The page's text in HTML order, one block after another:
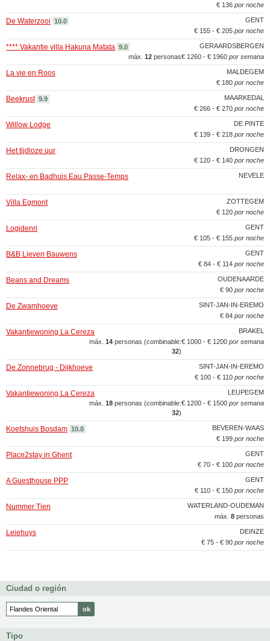
€ 136 por noche
GENT
De Waterzooi 10.0
€ 155 - € 205 por noche
GERAARDSBERGEN
**** Vakantie villa Hakuna Matata 9.0
€ 1260 - € 1960 por semana
máx. 12 personas
MALDEGEM
La vie en Roos
€ 180 por noche
MAARKEDAL
Beekrust 9.9
€ 266 - € 270 por noche
DE PINTE
Willow Lodge
€ 139 - € 218 por noche
DRONGEN
Het tijdloze uur
€ 120 - € 140 por noche
NEVELE
Relax- en Badhuis Eau Passe-Temps
ZOTTEGEM
Villa Egmont
€ 120 por noche
GENT
Logidenri
€ 105 - € 155 por noche
GENT
B&B Lieven Bauwens
€ 84 - € 114 por noche
OUDENAARDE
Beans and Dreams
€ 90 por noche
SINT-JAN-IN-EREMO
De Zwamhoeve
€ 84 por noche
BRAKEL
Vakantiewoning La Cereza
€ 1000 - € 1200 por semana
máx. 14 personas (combinable:
32)
SINT-JAN-IN-EREMO
De Zonnebrug - Dijkhoeve
€ 100 - € 110 por noche
LEUPEGEM
Vakantiewoning La Cereza
€ 1200 - € 1500 por semana
máx. 18 personas (combinable:
32)
BEVEREN-WAAS
Koetshuis Bosdam 10.0
€ 199 por noche
GENT
Place2stay in Ghent
€ 70 - € 100 por noche
GENT
A Guesthouse PPP
€ 110 - € 150 por noche
WATERLAND-OUDEMAN
Nummer Tien
máx. 8 personas
DEINZE
Leiehuys
€ 75 - € 90 por noche
Ciudad o región
Tipo